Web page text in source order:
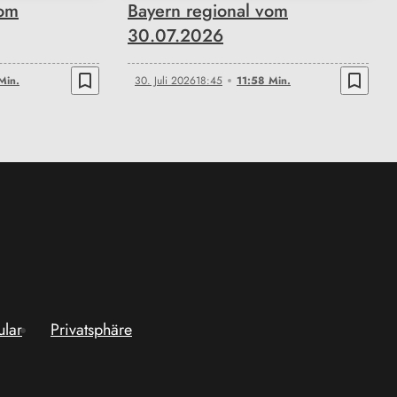
bookmark_border
Bayern regional vom
30.07.2026
30. Juli 202618:45 11:58 Min. bookmark_border
Privatsphäre